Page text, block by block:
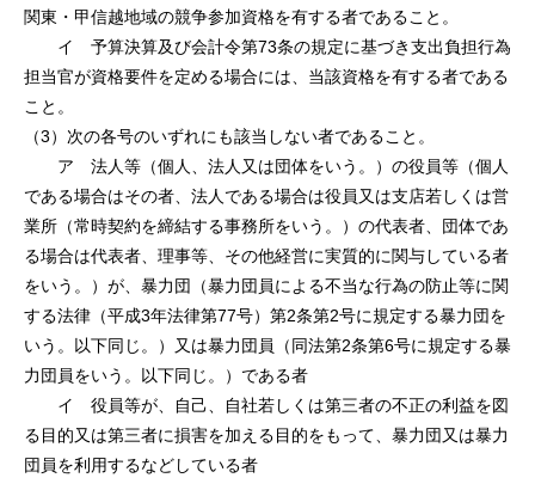
関東・甲信越地域の競争参加資格を有する者であること。
イ 予算決算及び会計令第73条の規定に基づき支出負担行為
担当官が資格要件を定める場合には、当該資格を有する者である
こと。
（3）次の各号のいずれにも該当しない者であること。
ア 法人等（個人、法人又は団体をいう。）の役員等（個人
である場合はその者、法人である場合は役員又は支店若しくは営
業所（常時契約を締結する事務所をいう。）の代表者、団体であ
る場合は代表者、理事等、その他経営に実質的に関与している者
をいう。）が、暴力団（暴力団員による不当な行為の防止等に関
する法律（平成3年法律第77号）第2条第2号に規定する暴力団を
いう。以下同じ。）又は暴力団員（同法第2条第6号に規定する暴
力団員をいう。以下同じ。）である者
イ 役員等が、自己、自社若しくは第三者の不正の利益を図
る目的又は第三者に損害を加える目的をもって、暴力団又は暴力
団員を利用するなどしている者